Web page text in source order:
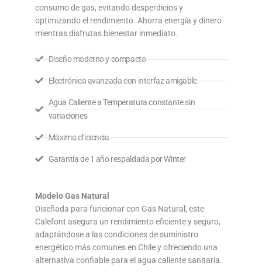
consumo de gas, evitando desperdicios y
optimizando el rendimiento. Ahorra energía y dinero
mientras disfrutas bienestar inmediato.
Diseño moderno y compacto
Electrónica avanzada con interfaz amigable
Agua Caliente a Temperatura constante sin
variaciones
Máxima eficiencia
Garantía de 1 año respaldada por Winter
Modelo Gas Natural
Diseñada para funcionar con Gas Natural, este
Calefont asegura un rendimiento eficiente y seguro,
adaptándose a las condiciones de suministro
energético más comunes en Chile y ofreciendo una
alternativa confiable para el agua caliente sanitaria.